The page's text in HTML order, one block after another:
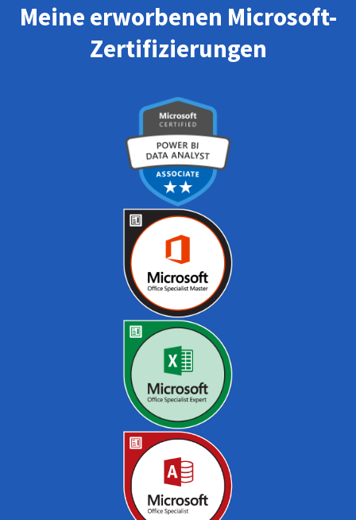
Meine erworbenen Microsoft-
Zertifizierungen